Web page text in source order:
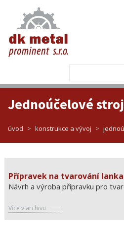
Jednoúčelové
úvod konstrukce a vývoj
Přípravek na tvarování lanka
Návrh a výroba přípravku pro
Více v archivu